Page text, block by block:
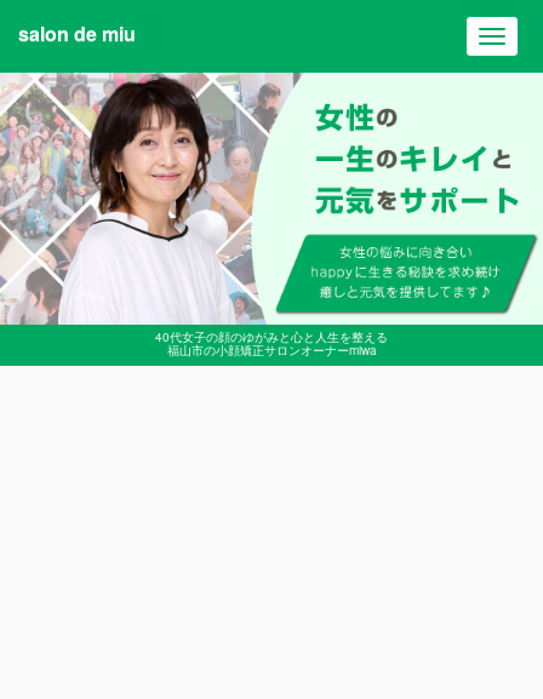
40代女子の顔のゆがみと心と人生を整える
福山市の小顔矯正サロンオーナーmiwa
salon de miu